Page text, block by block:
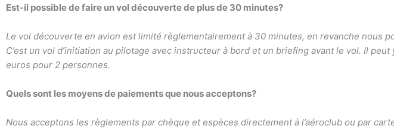
Est-il possible de faire un vol découverte de plus de 30 minutes?
Le vol découverte en avion est limité règlementairement à 30 minutes, en revanche nous
C’est un vol d’initiation au pilotage avec instructeur à bord et un briefing avant le vol. Il
euros pour 2 personnes.
Quels sont les moyens de paiements que nous acceptons?
Nous acceptons les règlements par chèque et espèces directement à l’aéroclub ou par